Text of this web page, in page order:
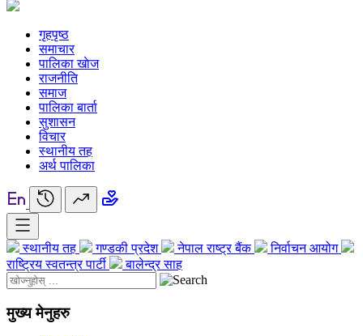
गृहपृष्ठ
समाचार
पालिका खाेज
राजनीति
समाज
पालिका बार्ता
सुशासन
विचार
स्थानीय तह
अर्थ पालिका
स्थानीय तह गण्डकी प्रदेश नेपाल राष्ट्र बैंक
निर्वाचन आयोग
राष्ट्रिय स्वतन्त्र पार्टी
बालेन्द्र साह
मुख्य मेनुहरु